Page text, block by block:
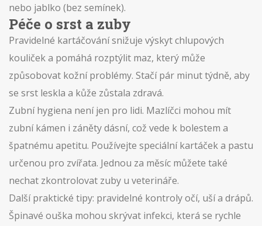
nebo jablko (bez semínek).
Péče o srst a zuby
Pravidelné kartáčování snižuje výskyt chlupových
kouliček a pomáhá rozptýlit maz, který může
způsobovat kožní problémy. Stačí pár minut týdně, aby
se srst leskla a kůže zůstala zdravá.
Zubní hygiena není jen pro lidi. Mazlíčci mohou mít
zubní kámen i záněty dásní, což vede k bolestem a
špatnému apetitu. Používejte speciální kartáček a pastu
určenou pro zvířata. Jednou za měsíc můžete také
nechat zkontrolovat zuby u veterináře.
Další praktické tipy: pravidelné kontroly očí, uší a drápů.
Špinavé ouška mohou skrývat infekci, která se rychle